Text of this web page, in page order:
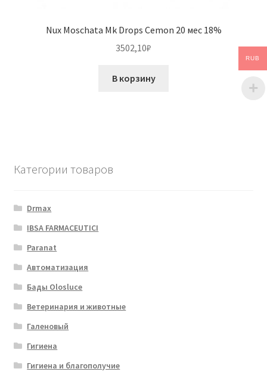
Nux Moschata Mk Drops Cemon 20 мес 18%
3502,10₽
В корзину
Категории товаров
Drmax
IBSA FARMACEUTICI
Paranat
Автоматизация
Бады Olosluce
Ветеринария и животные
Галеновый
Гигиена
Гигиена и благополучие
RUB